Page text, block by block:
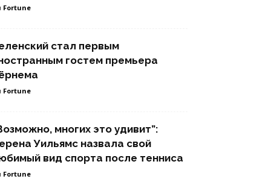
Fortune
стал первым
гостем премьера
Fortune
многих это удивит”:
Уильямс назвала свой
вид спорта после тенниса
Fortune